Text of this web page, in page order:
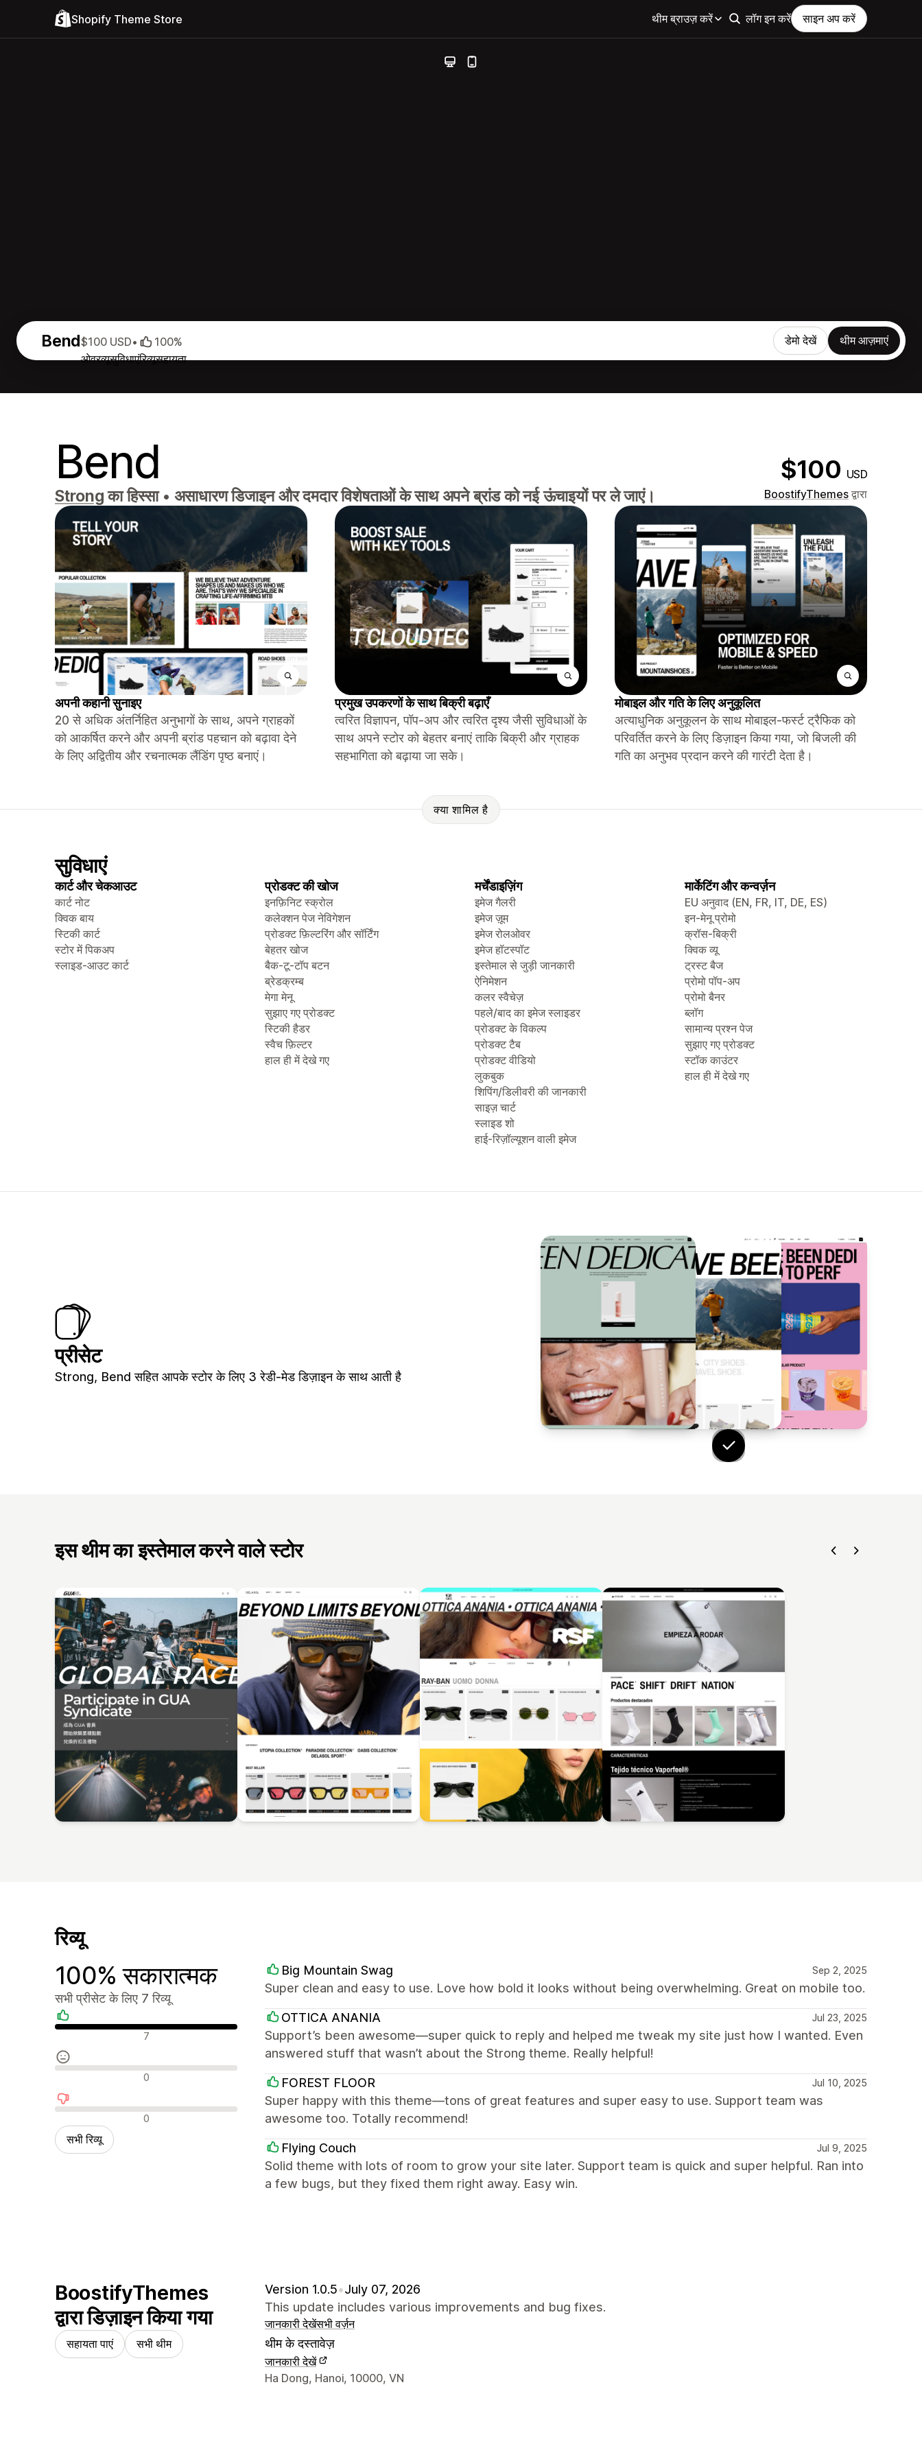
Shopify Theme Store थीम ब्राउज़ करें लॉग इन करें साइन अप करें
Bend
ओवरव्यूसुविधाएंरिव्यूसहायता
$100 USD• 100% डेमो देखें थीम आज़माएं
Bend $100 USD
Strongका हिस्सा • असाधारण डिजाइन और दमदार विशेषताओं के साथ अपने ब्रांड को नई ऊंचाइयों पर ले जाएं। BoostifyThemes द्वारा
अपनी कहानी सुनाइए
20 से अधिक अंतर्निहित अनुभागों के साथ, अपने ग्राहकों
को आकर्षित करने और अपनी ब्रांड पहचान को बढ़ावा देने
के लिए अद्वितीय और रचनात्मक लैंडिंग पृष्ठ बनाएं।
प्रमुख उपकरणों के साथ बिक्री बढ़ाएँ
त्वरित विज्ञापन, पॉप-अप और त्वरित दृश्य जैसी सुविधाओं के
साथ अपने स्टोर को बेहतर बनाएं ताकि बिक्री और ग्राहक
सहभागिता को बढ़ाया जा सके।
मोबाइल और गति के लिए अनुकूलित
अत्याधुनिक अनुकूलन के साथ मोबाइल-फर्स्ट ट्रैफिक को
परिवर्तित करने के लिए डिज़ाइन किया गया, जो बिजली की
गति का अनुभव प्रदान करने की गारंटी देता है।
क्या शामिल है
सुविधाएं
कार्ट और चेकआउट
कार्ट नोट
क्विक बाय
स्टिकी कार्ट
स्टोर में पिकअप
स्लाइड-आउट कार्ट
प्रोडक्ट की खोज
इनफ़िनिट स्क्रोल
कलेक्शन पेज नेविगेशन
प्रोडक्ट फ़िल्टरिंग और सॉर्टिंग
बेहतर खोज
बैक-टू-टॉप बटन
ब्रेडक्रम्ब
मेगा मेनू
सुझाए गए प्रोडक्ट
स्टिकी हैडर
स्वैच फ़िल्टर
हाल ही में देखे गए
मर्चेंडाइज़िंग
इमेज गैलरी
इमेज ज़ूम
इमेज रोलओवर
इमेज हॉटस्पॉट
इस्तेमाल से जुड़ी जानकारी
ऐनिमेशन
कलर स्वैचेज़
पहले/बाद का इमेज स्लाइडर
प्रोडक्ट के विकल्प
प्रोडक्ट टैब
प्रोडक्ट वीडियो
लुकबुक
शिपिंग/डिलीवरी की जानकारी
साइज़ चार्ट
स्लाइड शो
हाई-रिज़ॉल्यूशन वाली इमेज
मार्केटिंग और कन्वर्ज़न
EU अनुवाद (EN, FR, IT, DE, ES)
इन-मेनू प्रोमो
क्रॉस-बिक्री
क्विक व्यू
ट्रस्ट बैज
प्रोमो पॉप-अप
प्रोमो बैनर
ब्लॉग
सामान्य प्रश्न पेज
सुझाए गए प्रोडक्ट
स्टॉक काउंटर
हाल ही में देखे गए
प्रीसेट
Strong, Bend सहित आपके स्टोर के लिए 3 रेडी-मेड डिज़ाइन के साथ आती है
इस थीम का इस्तेमाल करने वाले स्टोर
रिव्यू
100% सकारात्मक
सभी प्रीसेट के लिए 7 रिव्यू
सकारात्मक रिव्यू 7
न्यूट्रल रिव्यू 0
नकारात्मक रिव्यू 0
सभी रिव्यू
Big Mountain Swag Sep 2, 2025
Super clean and easy to use. Love how bold it looks without being overwhelming. Great on mobile too.
OTTICA ANANIA Jul 23, 2025
Support’s been awesome—super quick to reply and helped me tweak my site just how I wanted. Even
answered stuff that wasn’t about the Strong theme. Really helpful!
FOREST FLOOR Jul 10, 2025
Super happy with this theme—tons of great features and super easy to use. Support team was
awesome too. Totally recommend!
Flying Couch Jul 9, 2025
Solid theme with lots of room to grow your site later. Support team is quick and super helpful. Ran into
a few bugs, but they fixed them right away. Easy win.
BoostifyThemes
द्वारा डिज़ाइन किया गया
सहायता पाएं सभी थीम
Version 1.0.5•July 07, 2026
This update includes various improvements and bug fixes.
जानकारी देखेंसभी वर्ज़न
थीम के दस्तावेज़
जानकारी देखें
डिज़ाइनर के संपर्क की जानकारी
Ha Dong, Hanoi, 10000, VN